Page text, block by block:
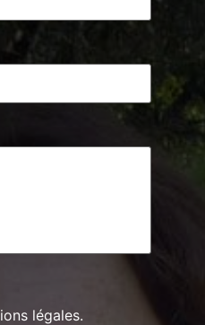
légales.